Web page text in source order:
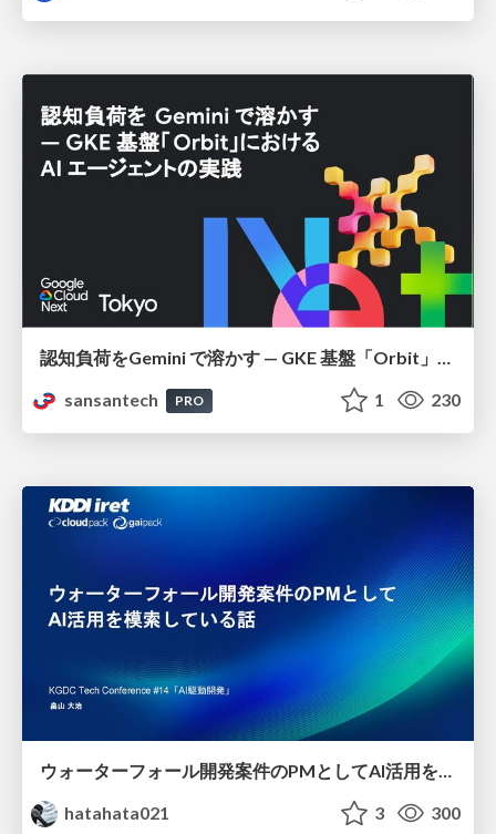
認知負荷をGemini で溶かす — GKE 基盤「Orbit」における AI エージェントの実践
sansantech
PRO 1 230
hatahata021
3 300